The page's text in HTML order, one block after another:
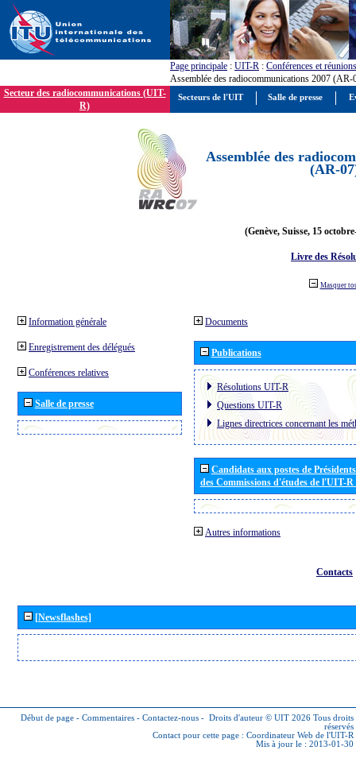
Page principale : UIT-R : Conférences et réunions
Assemblée des radiocommunications 2007 (AR-
Secteur des radiocommunications (UIT-
R)
Assemblée des
(AR-
(Genève, Suisse, 15
Livre des
Masquer
Information générale
Enregistrement des délégués
Conférences relatives
Salle de presse
Documents
Publications
Résolutions UIT-R
Questions UIT-R
Lignes directrices concernant les
Candidats aux postes de
des Commissions d'études de l'UIT-
Autres informations
Contacts
[Newsflashes]
Début de page - Commentaires - Contactez-nous - Droits d'auteur © UIT 2026 Tous droits
réservés
Contact pour cette page : Coordinateur Web de l'UIT-R
Mis à jour le : 2013-01-30
Secteurs de l'UIT Salle de presse